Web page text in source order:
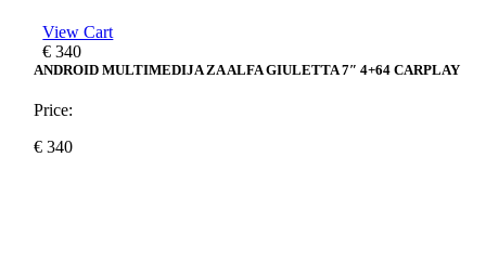
View Cart
€ 340
ANDROID MULTIMEDIJA ZA ALFA GIULETTA 7″ 4+64 CARPLAY
Price:
€ 340